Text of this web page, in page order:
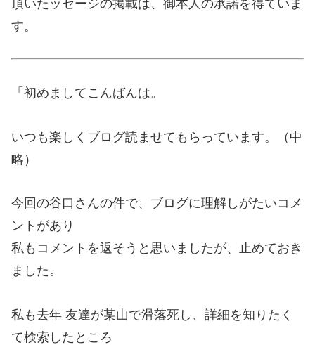
頂いたッセージの掲載は、御本人の承諾を得ていま
す。
「初めましてこんばんは。
いつも楽しくブログ読ませてもらっています。（中
略）
今回の谷口さんの件で、ブログに理解しがたいコメ
ントがあり
私もコメントを返そうと思いましたが、止めておき
ました。
私も去年 友達が某山で滑落死し、詳細を知りたく
て検索したところ